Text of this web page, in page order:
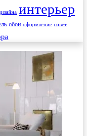
интерьер
обои оформление совет